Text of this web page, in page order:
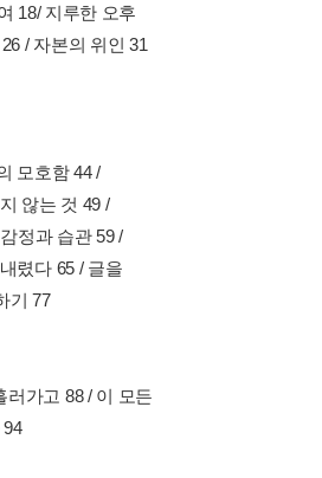
18/ 지루한 오후
/ 자본의 위인 31
모호함 44 /
않는 것 49 /
정과 습관 59 /
렸다 65 / 글을
기 77
러가고 88 / 이 모든